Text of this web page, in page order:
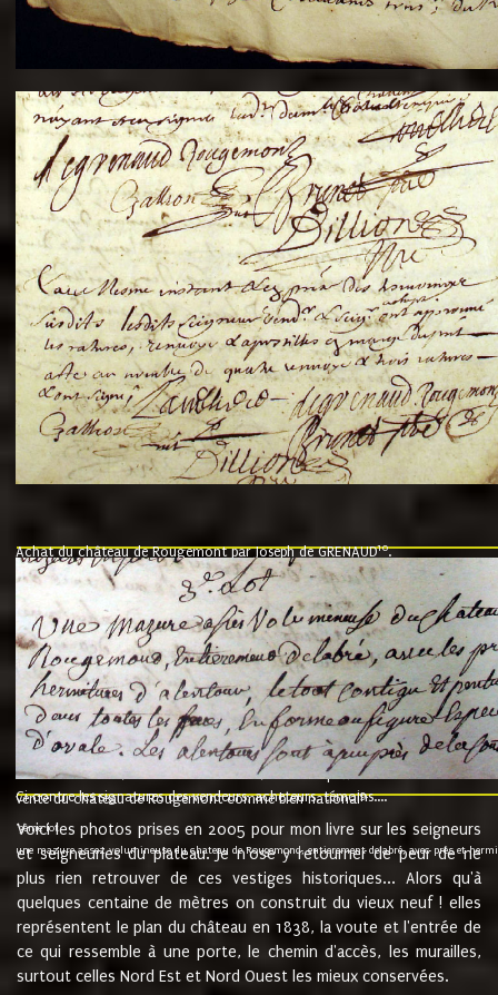
Achat du château de Rougemont par Joseph de GRENAUD10.
"l'an mil six cent soixante treze le ving neuvième jour du mois de
nommé fut présent Messire Claude Guillaume de Moyriat chevalier baron
vend, purement simplement et irrevocablement a monseigneur monsieur
et chavannes conseiller du roy au parlement de Bourgogne, present et
que le dit seigneur Baron de la Vellière a sur ses hommes, indivisables et
de la Velliere tout ainsi et comme le dit seigneur Baron et ses
présent......"
suivent les rentes, donation des terriers, etc... au prix de 880 livre louis
Ci contre les signatures des vendeurs, acheteurs, témoins....
vente du château de Rougemont comme bien national9.
"3ème lot
une mazure assez volumineuse du chateau de Rougemond, entierement delabré, avec près et
Voici les photos prises en 2005 pour mon livre sur les seigneurs
et seigneuries du plateau. Je n'ose y retourner de peur de ne
plus rien retrouver de ces vestiges historiques... Alors qu'à
quelques centaine de mètres on construit du vieux neuf ! elles
représentent le plan du château en 1838, la voute et l'entrée de
ce qui ressemble à une porte, le chemin d'accès, les murailles,
surtout celles Nord Est et Nord Ouest les mieux conservées.